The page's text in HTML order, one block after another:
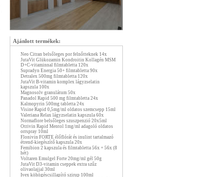
Ajánlott termékek:
Neo Citran belsőleges por felnőtteknek 14x
JutaVit Glükozamin Kondroitin Kollagén MSM
D+C-vitaminnal filmtabletta 120x
Supradyn Energia 50+ filmtabletta 90x
Detralex 500mg filmtabletta 120x
JutaVit B-vitamin komplex lágyzselatin
kapszula 100x
Magnosolv granulátum 50x
Panadol Rapid 500 mg filmtabletta 24x
Kalmopyrin 500mg tabletta 24x
Visine Rapid 0,5mg/ml oldatos szemcsepp 15ml
Valeriana Relax lágyzselatin kapszula 60x
Normaflore belsőleges szuszpenzió 20x5ml
Otrivin Rapid Mentol 1mg/ml adagoló oldatos
orrspray 10ml
Flonivin FORTE élőflórát és inulint tartalmazó
étrend-kiegészítő kapszula 20x
Femibion 2 kapszula és filmtabletta 56x + 56x (8
hét)
Voltaren Emulgel Forte 20mg/ml gél 50g
JutaVit D3-vitamin cseppek extra szűz
olivaolajjal 30ml
Ivex köhögéscsillapító szirup 100ml